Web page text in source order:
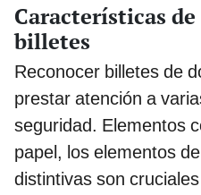
Características
billetes
Reconocer billetes de
prestar atención a
seguridad. Elementos
papel, los elementos
distintivas son